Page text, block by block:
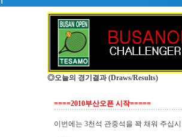
◎오늘의 경기결과 (Draws/Results)
====2010부산오픈 시작=====
이번에는 3천석 관중석을 꽉 채워 주십